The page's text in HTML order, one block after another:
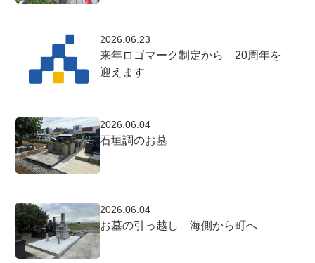
2026.06.23
来年ロゴマーク制定から 20周年を
迎えます
2026.06.04
石垣調のお墓
2026.06.04
お墓の引っ越し 海側から町へ